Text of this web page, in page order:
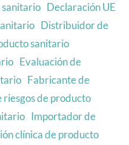
Declaración UE
Distribuidor de
sanitario
Evaluación de
Fabricante de
riesgos de producto
Importador de
clínica de producto